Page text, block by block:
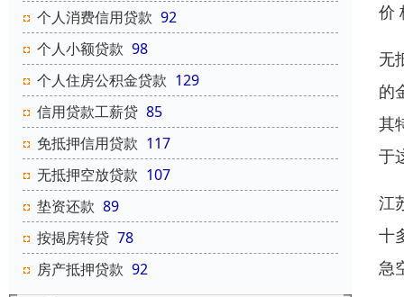
个人消费信用贷款 92
个人小额贷款 98
个人住房公积金贷款 129
信用贷款工薪贷 85
免抵押信用贷款 117
无抵押空放贷款 107
垫资还款 89
按揭房转贷 78
房产抵押贷款 92
价
无
的
其
于
江
十
急